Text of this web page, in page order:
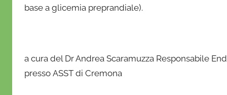
base a glicemia preprandiale).
a cura del Dr Andrea Scaramuzza Responsabile
presso ASST di Cremona